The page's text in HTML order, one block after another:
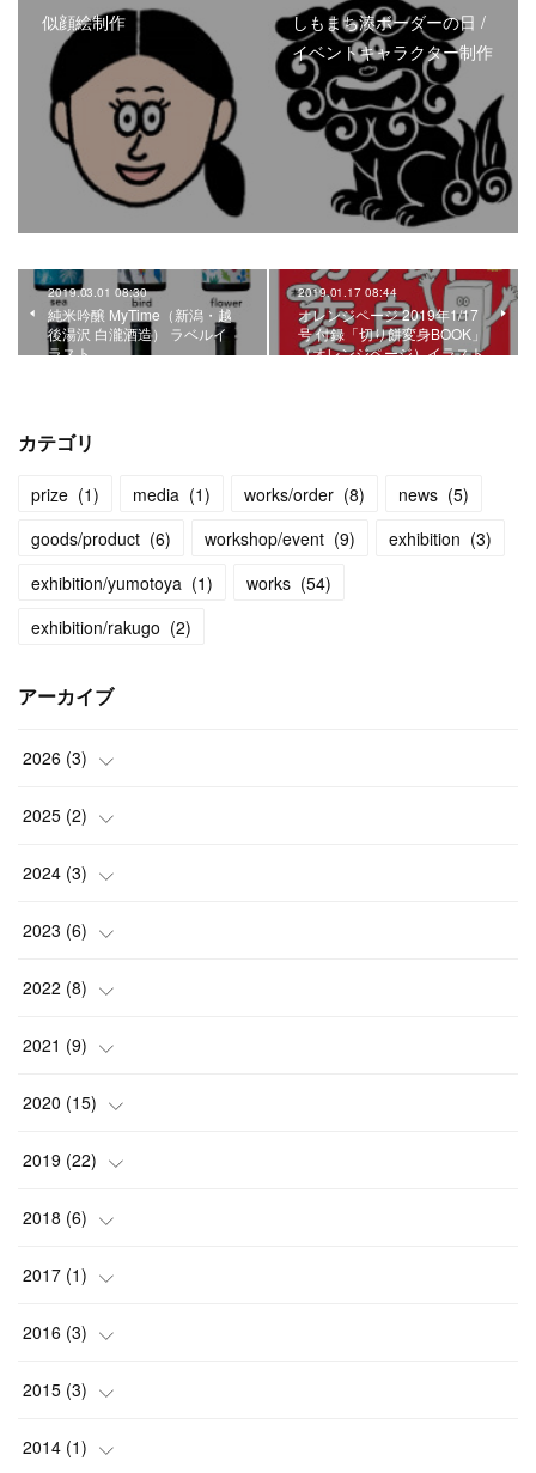
似顔絵制作
しもまち湊ボーダーの日 /
イベントキャラクター制作
2019.03.01 08:30
純米吟醸 MyTime（新潟・越
後湯沢 白瀧酒造） ラベルイ
ラスト
2019.01.17 08:44
オレンジページ 2019年1/17
号 付録「切り餅変身BOOK」
（オレンジページ）イラスト
カテゴリ
prize (1) media (1) works/order (8) news (5)
goods/product (6) workshop/event (9) exhibition (3)
exhibition/yumotoya (1) works (54)
exhibition/rakugo (2)
アーカイブ
2026 (3)
(2
(1
2025 (2)
(1
(1
2024 (3)
(1
(2
2023 (6)
(1
(1
(1)
(2)
(1
2022 (8)
(1
(1)
(2)
(1
(1
2021 (9)
(1)
(2)
(2
(1
(1
2020 (15)
(1)
(2
(1
(2
(1
2019 (22)
(3
(4
(1
(4
(2
2018 (6)
(4
(1
(1
2017 (1)
(1
2016 (3)
(1
(2
2015 (3)
(1
2014 (1)